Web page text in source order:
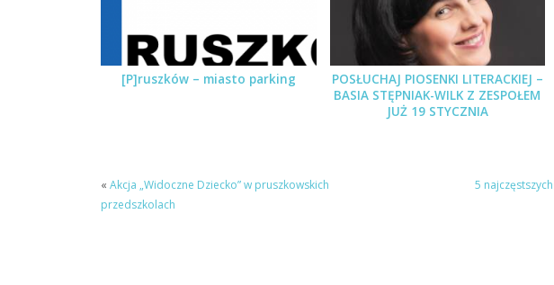
[P]ruszków – miasto parking
POSŁUCHAJ PIOSENKI LITERACKIEJ –
BASIA STĘPNIAK-WILK Z ZESPOŁEM
JUŻ 19 STYCZNIA
« Akcja „Widoczne Dziecko” w pruszkowskich
przedszkolach
5